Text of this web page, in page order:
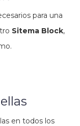
para una
Sitema Block,
en todos los